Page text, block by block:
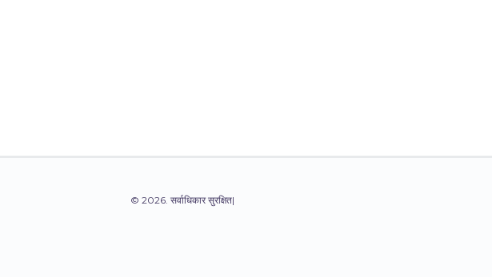
© 2026. सर्वाधिकार सुरक्षित|